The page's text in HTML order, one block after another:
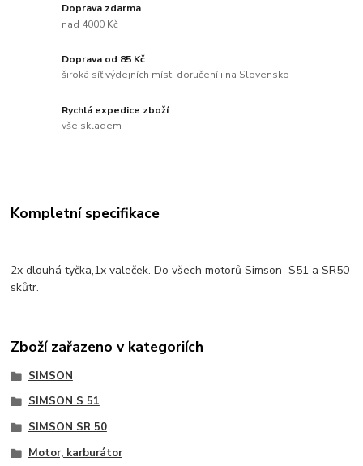
Doprava zdarma
nad 4000 Kč
Doprava od 85 Kč
široká síť výdejních míst, doručení i na Slovensko
Rychlá expedice zboží
vše skladem
Kompletní specifikace
2x dlouhá tyčka,1x valeček. Do všech motorů Simson S51 a SR50
skůtr.
Zboží zařazeno v kategoriích
SIMSON
SIMSON S 51
SIMSON SR 50
Motor, karburátor